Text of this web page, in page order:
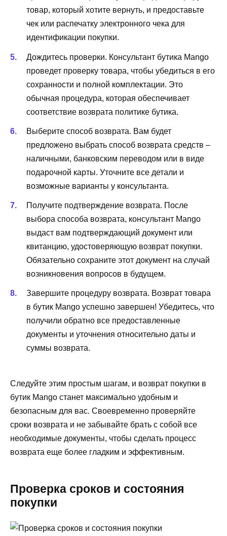
товар, который хотите вернуть, и предоставьте
чек или распечатку электронного чека для
идентификации покупки.
Дождитесь проверки. Консультант бутика Mango
проведет проверку товара, чтобы убедиться в его
сохранности и полной комплектации. Это
обычная процедура, которая обеспечивает
соответствие возврата политике бутика.
Выберите способ возврата. Вам будет
предложено выбрать способ возврата средств –
наличными, банковским переводом или в виде
подарочной карты. Уточните все детали и
возможные варианты у консультанта.
Получите подтверждение возврата. После
выбора способа возврата, консультант Mango
выдаст вам подтверждающий документ или
квитанцию, удостоверяющую возврат покупки.
Обязательно сохраните этот документ на случай
возникновения вопросов в будущем.
Завершите процедуру возврата. Возврат товара
в бутик Mango успешно завершен! Убедитесь, что
получили обратно все предоставленные
документы и уточнения относительно даты и
суммы возврата.
Следуйте этим простым шагам, и возврат покупки в
бутик Mango станет максимально удобным и
безопасным для вас. Своевременно проверяйте
сроки возврата и не забывайте брать с собой все
необходимые документы, чтобы сделать процесс
возврата еще более гладким и эффективным.
Проверка сроков и состояния
покупки